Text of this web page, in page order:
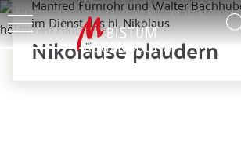
Manfred Fürnrohr und Walter
im Dienst des hl. Nikolaus
Nikoläuse plaudern